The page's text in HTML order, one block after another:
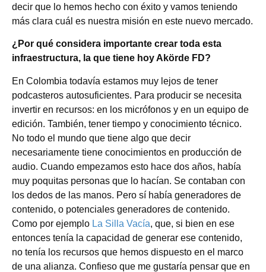
decir que lo hemos hecho con éxito y vamos teniendo
más clara cuál es nuestra misión en este nuevo mercado.
¿Por qué considera importante crear toda esta
infraestructura, la que tiene hoy Akörde FD?
En Colombia todavía estamos muy lejos de tener
podcasteros autosuficientes. Para producir se necesita
invertir en recursos: en los micrófonos y en un equipo de
edición. También, tener tiempo y conocimiento técnico.
No todo el mundo que tiene algo que decir
necesariamente tiene conocimientos en producción de
audio. Cuando empezamos esto hace dos años, había
muy poquitas personas que lo hacían. Se contaban con
los dedos de las manos. Pero sí había generadores de
contenido, o potenciales generadores de contenido.
Como por ejemplo La Silla Vacía, que, si bien en ese
entonces tenía la capacidad de generar ese contenido,
no tenía los recursos que hemos dispuesto en el marco
de una alianza. Confieso que me gustaría pensar que en